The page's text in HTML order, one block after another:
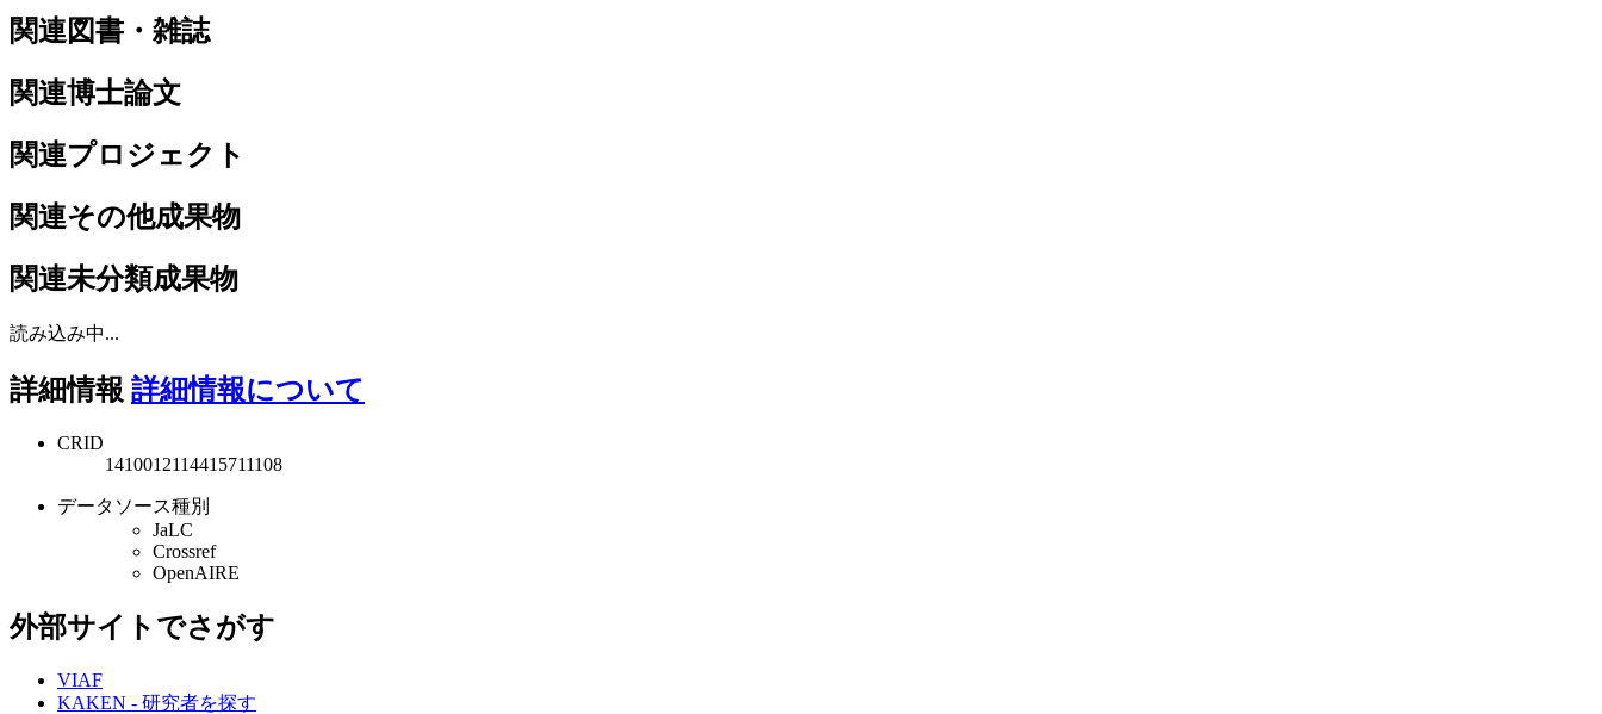
関連図書・雑誌
関連博士論文
関連プロジェクト
関連その他成果物
関連未分類成果物
読み込み中...
詳細情報 詳細情報について
CRID
1410012114415711108
データソース種別
JaLC
Crossref
OpenAIRE
外部サイトでさがす
VIAF
KAKEN - 研究者を探す